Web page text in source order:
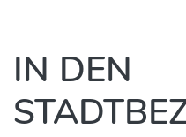
IN DEN